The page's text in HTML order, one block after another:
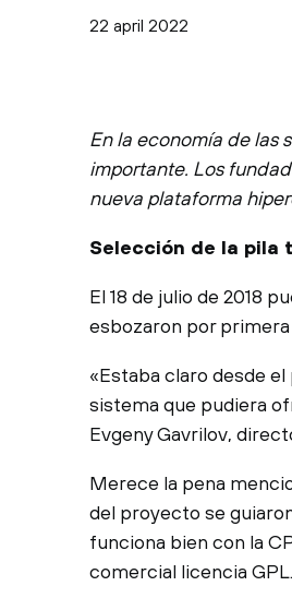
22 april 2022
En la economía de las
importante. Los
nueva plataforma
Selección de la pila
El 18 de julio de 2018
esbozaron por
«Estaba claro desde
sistema que pudiera
Evgeny Gavrilov,
Merece la pena
del proyecto se
funciona bien con la
comercial licencia GPL.